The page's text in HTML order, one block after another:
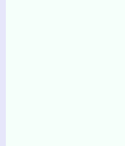
快川国
山門と
と呼
草創当